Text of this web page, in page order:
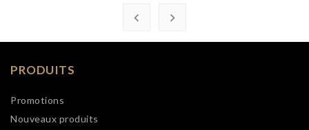
 
PRODUITS
Promotions
Nouveaux produits